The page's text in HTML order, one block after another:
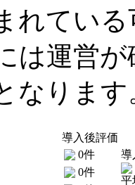
れている
は運営が
なります
導入後評価
0件
0件
導
平